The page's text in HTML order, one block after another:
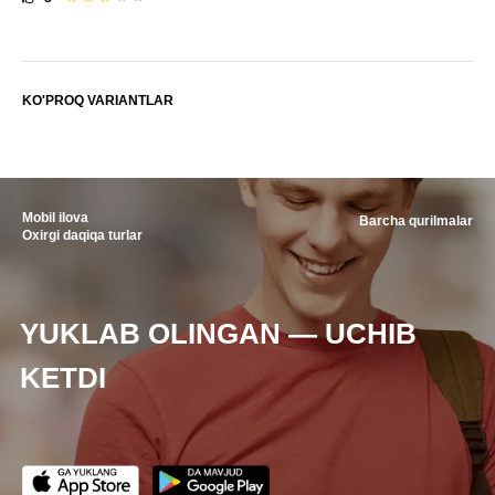
KO'PROQ VARIANTLAR
Mobil ilova
Oxirgi daqiqa turlar
YUKLAB OLINGAN — UCHIB
KETDI
Barcha qurilmalar